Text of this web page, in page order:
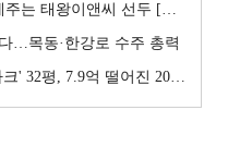
선두 [이 지역 분양왕-강원·제주]
…목동·한강로 수주 총력
어진 20.4억원에 거래 [일일 하락가]